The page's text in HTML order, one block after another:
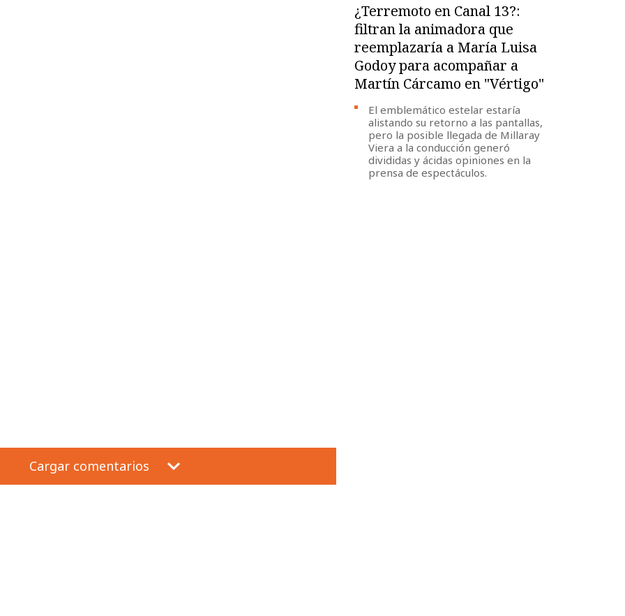
Cargar comentarios
¿Terremoto en Canal 13?:
filtran la animadora que
reemplazaría a María Luisa
Godoy para acompañar a
Martín Cárcamo en "Vértigo"
El emblemático estelar estaría
alistando su retorno a las pantallas,
pero la posible llegada de Millaray
Viera a la conducción generó
divididas y ácidas opiniones en la
prensa de espectáculos.